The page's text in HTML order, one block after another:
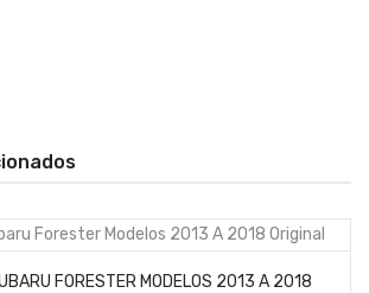
FORESTER MODELOS 2013 A 2018